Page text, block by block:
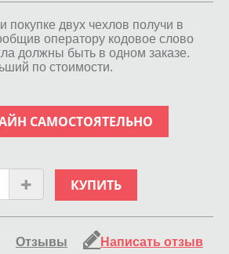
покупке двух чехлов получи в
оператору кодовое слово
должны быть в одном заказе.
по стоимости.
САМОСТОЯТЕЛЬНО
КУПИТЬ
Отзывы Написать отзыв